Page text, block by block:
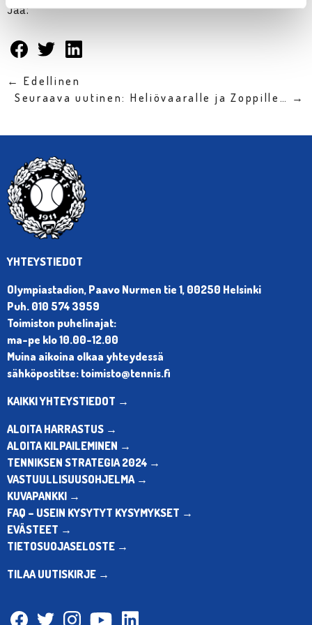
Jaa:
← Edellinen
Seuraava uutinen: Heliövaaralle ja Zoppille… →
YHTEYSTIEDOT
Olympiastadion, Paavo Nurmen tie 1, 00250 Helsinki
Puh. 010 574 3959
Toimiston puhelinajat:
ma-pe klo 10.00-12.00
Muina aikoina olkaa yhteydessä
sähköpostitse: toimisto@tennis.fi
KAIKKI YHTEYSTIEDOT →
ALOITA HARRASTUS →
ALOITA KILPAILEMINEN →
TENNIKSEN STRATEGIA 2024 →
VASTUULLISUUSOHJELMA →
KUVAPANKKI →
FAQ – USEIN KYSYTYT KYSYMYKSET →
EVÄSTEET →
TIETOSUOJASELOSTE →
TILAA UUTISKIRJE →